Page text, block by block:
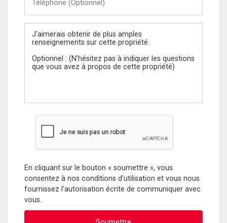
(Optionnel)
Message
En cliquant sur le bouton « soumettre », vous
consentez à nos conditions d'utilisation et vous nous
fournissez l'autorisation écrite de communiquer avec
vous.